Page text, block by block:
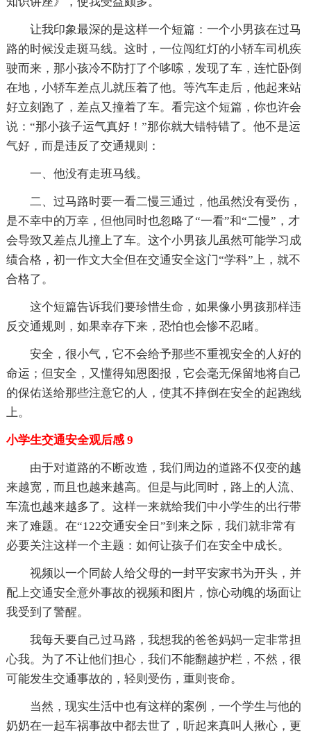
让我印象最深的是这样一个短篇：一个小男孩在过马
路的时候没走斑马线。这时，一位闯红灯的小轿车司机疾
驶而来，那小孩冷不防打了个哆嗦，发现了车，连忙卧倒
在地，小轿车差点儿就压着了他。等汽车走后，他起来站
好立刻跑了，差点又撞着了车。看完这个短篇，你也许会
说：“那小孩子运气真好！”那你就大错特错了。他不是运
气好，而是违反了交通规则：
一、他没有走班马线。
二、过马路时要一看二慢三通过，他虽然没有受伤，
是不幸中的万幸，但他同时也忽略了“一看”和“二慢”，才
会导致又差点儿撞上了车。这个小男孩儿虽然可能学习成
绩合格，初一作文大全但在交通安全这门“学科”上，就不
合格了。
这个短篇告诉我们要珍惜生命，如果像小男孩那样违
反交通规则，如果幸存下来，恐怕也会惨不忍睹。
安全，很小气，它不会给予那些不重视安全的人好的
命运；但安全，又懂得知恩图报，它会毫无保留地将自己
的保佑送给那些注意它的人，使其不摔倒在安全的起跑线
上。
小学生交通安全观后感 9
由于对道路的不断改造，我们周边的道路不仅变的越
来越宽，而且也越来越高。但是与此同时，路上的人流、
车流也越来越多了。这样一来就给我们中小学生的出行带
来了难题。在“122交通安全日”到来之际，我们就非常有
必要关注这样一个主题：如何让孩子们在安全中成长。
视频以一个同龄人给父母的一封平安家书为开头，并
配上交通安全意外事故的视频和图片，惊心动魄的场面让
我受到了警醒。
我每天要自己过马路，我想我的爸爸妈妈一定非常担
心我。为了不让他们担心，我们不能翻越护栏，不然，很
可能发生交通事故的，轻则受伤，重则丧命。
当然，现实生活中也有这样的案例，一个学生与他的
奶奶在一起车祸事故中都去世了，听起来真叫人揪心，更